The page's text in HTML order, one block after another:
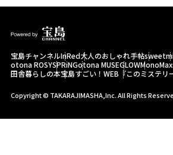
宝島チャンネルInRed大人のおしゃれ手帖sweet
otona ROSYSPRiNGotona MUSEGLOWMonoMax
田舎暮らしの本宝島すごい！WEB 『このミステ
Copyright © TAKARAJIMASHA,Inc. All Rights